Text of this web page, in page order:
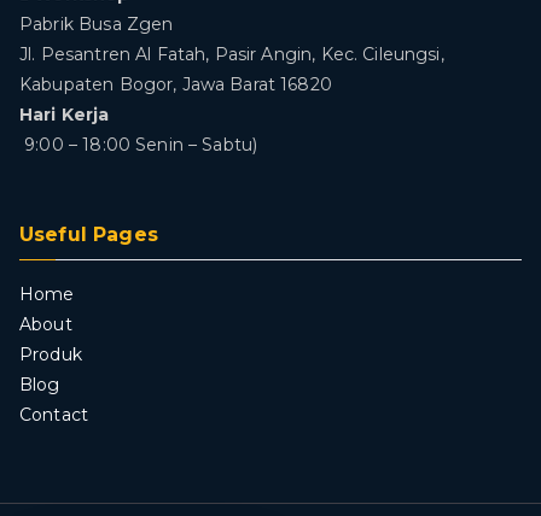
Pabrik Busa Zgen
Jl. Pesantren Al Fatah, Pasir Angin, Kec. Cileungsi,
Kabupaten Bogor, Jawa Barat 16820
Hari Kerja
9:00 – 18:00 Senin – Sabtu)
Useful Pages
Home
About
Produk
Blog
Contact